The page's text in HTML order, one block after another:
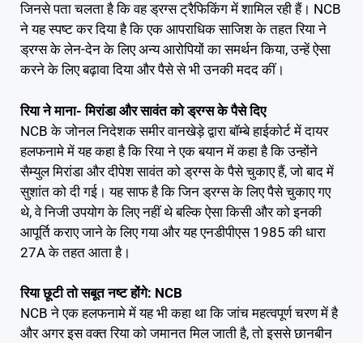
जिनसे पता चलता है कि वह ड्रग्स ट्रैफिकिंग में शामिल रही हैं। NCB
ने यह स्पष्ट कर दिया है कि एक आपराधिक साजिश के तहत रिया ने
ड्रग्स के लेन-देन के लिए अन्य आरोपियों का समर्थन किया, उन्हें ऐसा
करने के लिए बढ़ावा दिया और पैसे से भी उनकी मदद कीं।
रिया ने माना- मिरांडा और सावंत को ड्रग्स के पैसे दिए
NCB के जोनल निदेशक समीर वानखेड़े द्वारा बॉम्बे हाईकोर्ट में दायर
हलफनामे में यह कहा है कि रिया ने एक बयान में कहा है कि उन्होंने
सैम्युल मिरांडा और दीपेश सावंत को ड्रग्स के पैसे चुकाए हैं, जो बाद में
सुशांत को दी गई। यह साफ है कि जिन ड्रग्स के लिए पैसे चुकाए गए
थे, वे निजी उपयोग के लिए नहीं थे बल्कि ऐसा किसी और को इनकी
आपूर्ति कराए जाने के लिए गया और यह एनडीपीएस 1985 की धारा
27A के तहत आता है।
रिया छूटी तो सबूत नष्ट होंगे: NCB
NCB ने एक हलफनामे में यह भी कहा था कि जांच महत्वपूर्ण चरण में है
और अगर इस वक्त रिया को जमानत मिल जाती है, तो इससे छानबीन